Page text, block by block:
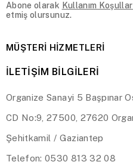
Abone olarak Kullanım
etmiş olursunuz.
MÜŞTERİ HİZMETLERİ
İLETİŞİM BİLGİLERİ
Organize Sanayi 5 Başpınar
CD No:9, 27500, 27620
Şehitkamil / Gaziantep
Telefon: 0530 813 32 08